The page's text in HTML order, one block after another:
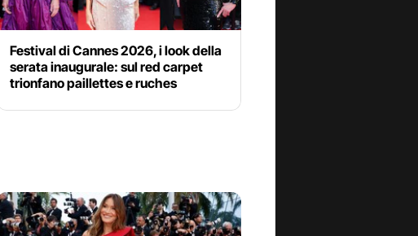
Festival di Cannes 2026, i look della
serata inaugurale: sul red carpet
trionfano paillettes e ruches